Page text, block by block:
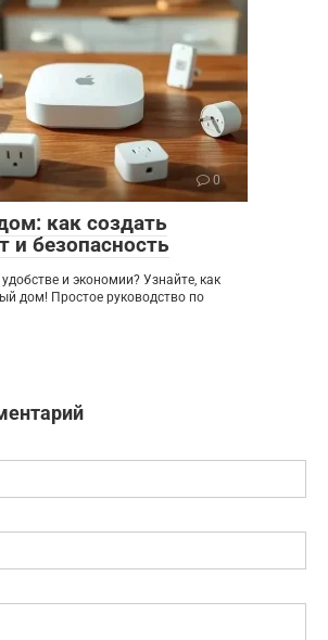
0
как создать
и безопасность
и экономии? Узнайте, как
дом! Простое руководство по